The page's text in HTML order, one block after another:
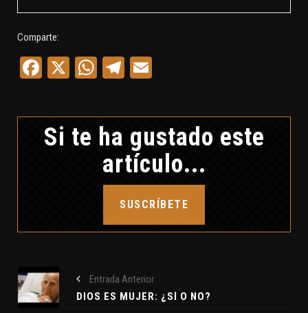
Comparte:
Facebook
X WhatsApp
Telegram
Si te ha gustado este
artículo...
SUSCRÍBETE
Entrada Anterior
DIOS ES MUJER: ¿SÍ O NO?